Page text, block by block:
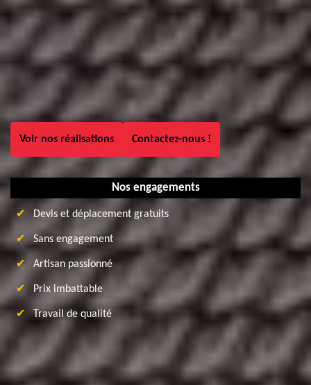
Voir nos réalisations Contactez-nous !
Nos engagements
Devis et déplacement gratuits
Sans engagement
Artisan passionné
Prix imbattable
Travail de qualité